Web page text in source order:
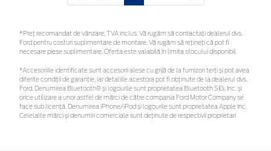
*Preţ recomandat de vânzare, TVA inclus. Vă rugăm să contactaţi dealerul dvs.
Ford pentru costuri suplimentare de montare. Vă rugăm să rețineți că pot fi
necesare piese suplimentare. Oferta este valabilă în limita stocului disponibil.
*Accesoriile identificate sunt accesorii alese cu grijă de la furnizori terți și pot avea
diferite condiții de garanție, iar detaliile acestora pot fi obținute de la dealerul dvs.
Ford. Denumirea Bluetooth® și logourile sunt proprietatea Bluetooth SIG, Inc. și
orice utilizare a unor astfel de mărci de către compania Ford Motor Company se
face sub licență. Denumirea iPhone/iPod și logourile sunt proprietatea Apple Inc.
Celelalte mărci și denumiri comerciale sunt deținute de respectivii proprietari